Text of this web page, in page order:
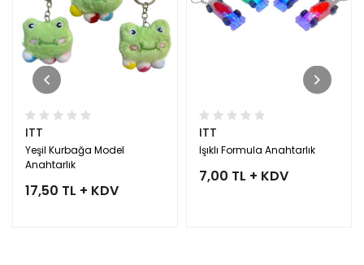
ITT
Yeşil Kurbağa Model
Anahtarlık
17,50 TL + KDV
ITT
Işıklı Formula Anahtarlık
7,00 TL + KDV